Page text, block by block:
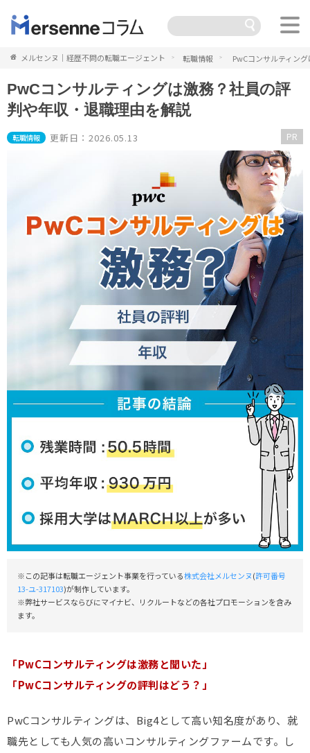
メルセンヌ｜経歴不問の転職エージェント 転職情報 PwCコンサルティン
PwCコンサルティングは激務？社員の評
判や年収・退職理由を解説
転職情報 更新日：2026.05.13 PR
※この記事は転職エージェント事業を行っている株式会社メルセンヌ(許可番号
13-ユ-317103)が制作しています。
※弊社サービスならびにマイナビ、リクルートなどの各社プロモーションを含み
ます。
「PwCコンサルティングは激務と聞いた」
「PwCコンサルティングの評判はどう？」
PwCコンサルティングは、Big4として高い知名度があり、就
職先としても人気の高いコンサルティングファームです。し